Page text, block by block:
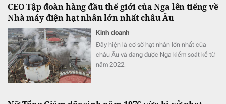
Invest.
CEO Tập đoàn hàng đầu thế giới của Nga lên tiếng về
Nhà máy điện hạt nhân lớn nhất châu Âu
Kinh doanh
Đây hiện là cơ sở hạt nhân lớn nhất của
châu Âu và đang được Nga kiểm soát kể từ
năm 2022.